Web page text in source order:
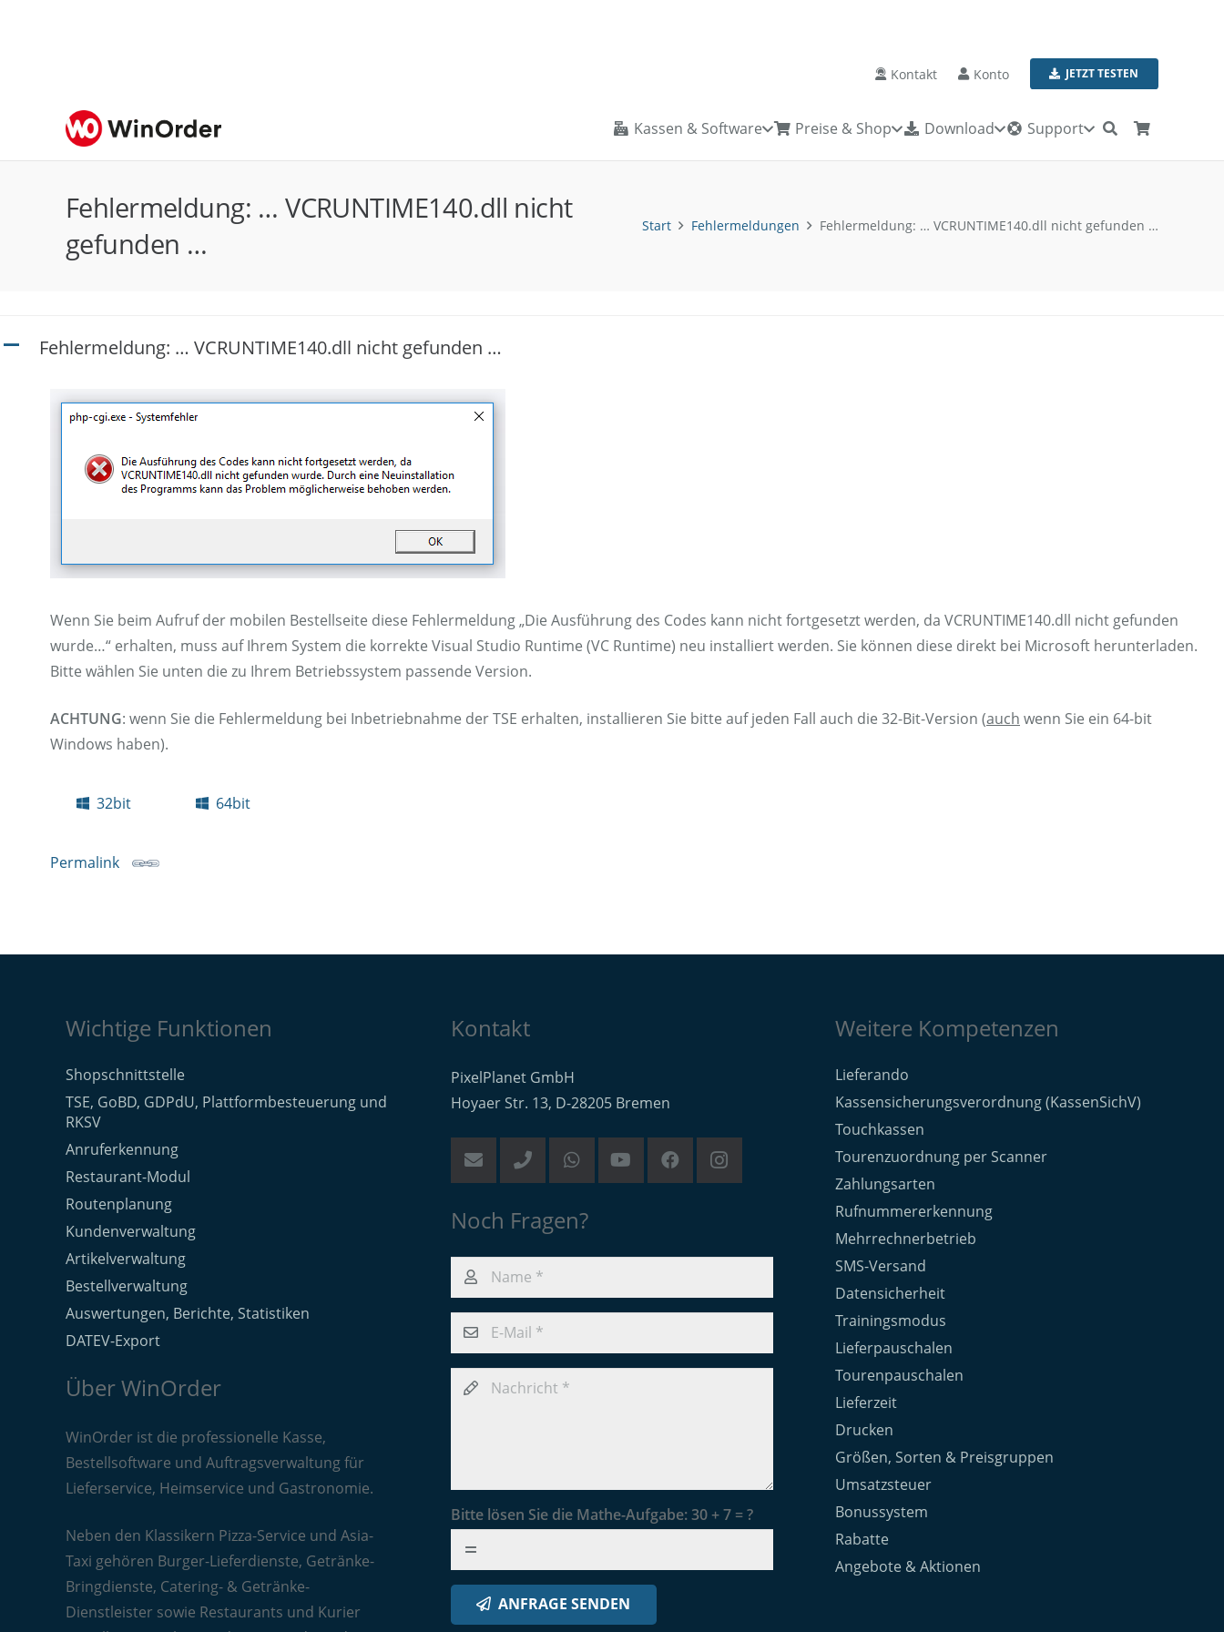
Kontakt Konto JETZT TESTEN
Kassen & Software Preise & Shop Download Support
Fehlermeldung: … VCRUNTIME140.dll nicht
gefunden …
Start Fehlermeldungen Fehlermeldung: … VCRUNTIME140.dll nicht gefunden …
A Fehlermeldung: … VCRUNTIME140.dll nicht gefunden …
Wenn Sie beim Aufruf der mobilen Bestellseite diese Fehlermeldung „Die Ausführung des Codes kann nicht fortgesetzt werden, da VCRUNTIME140.dll nicht gefunden
wurde…“ erhalten, muss auf Ihrem System die korrekte Visual Studio Runtime (VC Runtime) neu installiert werden. Sie können diese direkt bei Microsoft herunterladen.
Bitte wählen Sie unten die zu Ihrem Betriebssystem passende Version.
ACHTUNG: wenn Sie die Fehlermeldung bei Inbetriebnahme der TSE erhalten, installieren Sie bitte auf jeden Fall auch die 32-Bit-Version (auch wenn Sie ein 64-bit
Windows haben).
32bit 64bit
Permalink
Wichtige Funktionen
Shopschnittstelle
TSE, GoBD, GDPdU, Plattformbesteuerung und
RKSV
Anruferkennung
Restaurant-Modul
Routenplanung
Kundenverwaltung
Artikelverwaltung
Bestellverwaltung
Auswertungen, Berichte, Statistiken
DATEV-Export
Über WinOrder
WinOrder ist die professionelle Kasse,
Bestellsoftware und Auftragsverwaltung für
Lieferservice, Heimservice und Gastronomie.
Neben den Klassikern Pizza-Service und Asia-
Taxi gehören Burger-Lieferdienste, Getränke-
Bringdienste, Catering- & Getränke-
Dienstleister sowie Restaurants und Kurier
Kontakt
PixelPlanet GmbH
Hoyaer Str. 13, D-28205 Bremen
Noch Fragen?
Bitte lösen Sie die Mathe-Aufgabe:30 + 7 = ?
ANFRAGE SENDEN
Weitere Kompetenzen
Lieferando
Kassensicherungsverordnung (KassenSichV)
Touchkassen
Tourenzuordnung per Scanner
Zahlungsarten
Rufnummererkennung
Mehrrechnerbetrieb
SMS-Versand
Datensicherheit
Trainingsmodus
Lieferpauschalen
Tourenpauschalen
Lieferzeit
Drucken
Größen, Sorten & Preisgruppen
Umsatzsteuer
Bonussystem
Rabatte
Angebote & Aktionen